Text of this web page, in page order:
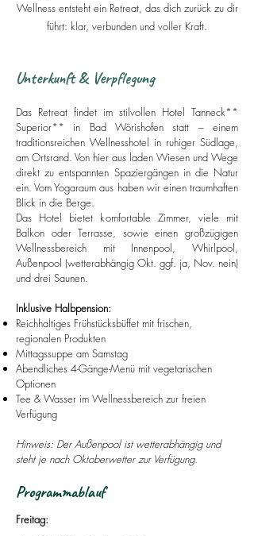
Wellness entsteht ein Retreat, das dich zurück zu dir
führt: klar, verbunden und voller Kraft.
Unterkunft & Verpflegung
Das Retreat findet im stilvollen Hotel Tanneck**
Superior** in Bad Wörishofen statt – einem
traditionsreichen Wellnesshotel in ruhiger Südlage,
am Ortsrand. Von hier aus laden Wiesen und Wege
direkt zu entspannten Spaziergängen in die Natur
ein. Vom Yogaraum aus haben wir einen traumhaften
Blick in die Berge.
Das Hotel bietet komfortable Zimmer, viele mit
Balkon oder Terrasse, sowie einen großzügigen
Wellnessbereich mit Innenpool, Whirlpool,
Außenpool (wetterabhängig Okt. ggf. ja, Nov. nein)
und drei Saunen.
Inklusive Halbpension:
Reichhaltiges Frühstücksbüffet mit frischen,
regionalen Produkten
Mittagssuppe am Samstag
Abendliches 4-Gänge-Menü mit vegetarischen
Optionen
Tee & Wasser im Wellnessbereich zur freien
Verfügung
Hinweis: Der Außenpool ist wetterabhängig und
steht je nach Oktoberwetter zur Verfügung.
Programmablauf
Freitag: